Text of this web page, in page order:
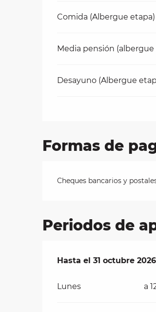
Comida (Albergue etapa)
Media pensión (albergue
Desayuno (Albergue
Formas de
Cheques bancarios y
Periodos de
Del21 mayo 2026al31
Hasta el 31 octubre 2026
Lunes a